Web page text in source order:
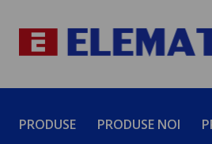
PRODUSE PRODUSE NOI